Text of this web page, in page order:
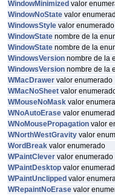
WindowMinimized valor
WindowNoState valor
WindowsStyle valor enumerado
WindowState nombre de la
WindowState nombre de la
WindowsVersion nombre de la
WindowsVersion nombre de la
WMacDrawer valor enumerado
WMacNoSheet valor
WMouseNoMask valor
WNoAutoErase valor
WNoMousePropagation valor
WNorthWestGravity valor
WordBreak valor enumerado
WPaintClever valor enumerado
WPaintDesktop valor
WPaintUnclipped valor
WRepaintNoErase valor